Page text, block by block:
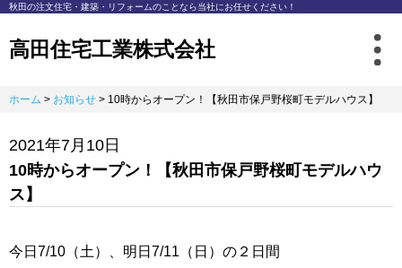
秋⽥の注⽂住宅・建築・リフォームのことなら当社にお任せください！
高田住宅工業株式会社
ホーム > お知らせ > 10時からオープン！【秋田市保戸野桜町モデルハウス】
2021年7月10日
10時からオープン！【秋田市保戸野桜町モデルハウ
ス】
今日7/10（土）、明日7/11（日）の２日間